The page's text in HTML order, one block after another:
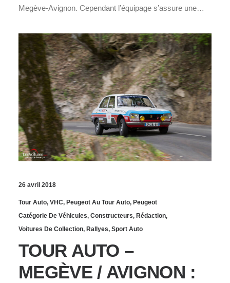
Megève-Avignon. Cependant l’équipage s’assure une…
26 avril 2018
Tour Auto, VHC, Peugeot Au Tour Auto, Peugeot
Catégorie De Véhicules, Constructeurs, Rédaction,
Voitures De Collection, Rallyes, Sport Auto
TOUR AUTO –
MEGÈVE / AVIGNON :